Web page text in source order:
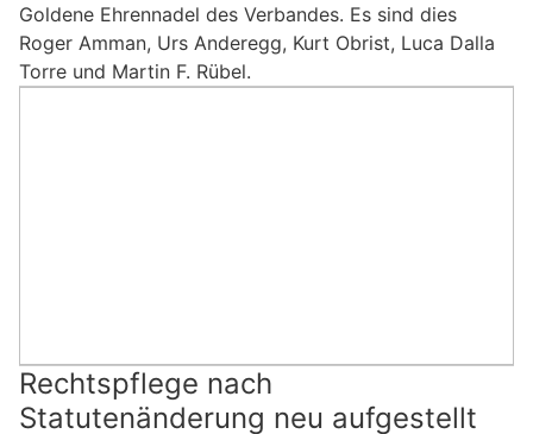
Goldene Ehrennadel des Verbandes. Es sind dies
Roger Amman, Urs Anderegg, Kurt Obrist, Luca Dalla
Torre und Martin F. Rübel.
Rechtspflege nach
Statutenänderung neu aufgestellt